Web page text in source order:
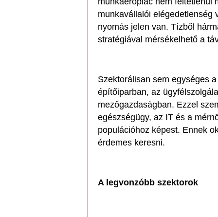
munkavállalói elégedetlenség
nyomás jelen van. Tízből
stratégiával mérsékelhető a
Szektorálisan sem egységes
építőiparban, az
mezőgazdaságban. Ezzel
egészségügy, az IT és a
populációhoz képest. Ennek
érdemes keresni.
A legvonzóbb szektorok